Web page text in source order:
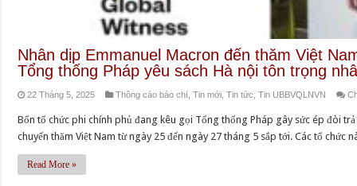
Nhân dịp Emmanuel Macron đến thăm Việt
Tổng thống Pháp yêu sách Hà nội tôn trọng
22 Tháng 5, 2025 Thông cáo báo chí ,Tin mới ,Tin tức ,Tin UBBVQLNVN
Bốn tổ chức phi chính phủ đang kêu gọi Tổng thống Pháp gây sức ép đòi
chuyến thăm Việt Nam từ ngày 25 đến ngày 27 tháng 5 sắp tới. Các tổ chức
Read More »